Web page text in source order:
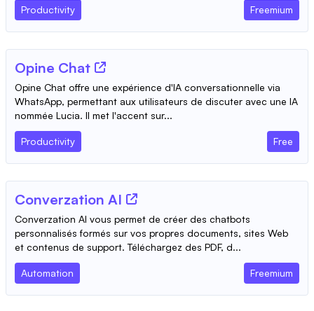
Productivity Freemium
Opine Chat
Opine Chat offre une expérience d'IA conversationnelle via
WhatsApp, permettant aux utilisateurs de discuter avec une IA
nommée Lucia. Il met l'accent sur...
Productivity Free
Converzation AI
Converzation AI vous permet de créer des chatbots
personnalisés formés sur vos propres documents, sites Web
et contenus de support. Téléchargez des PDF, d...
Automation Freemium